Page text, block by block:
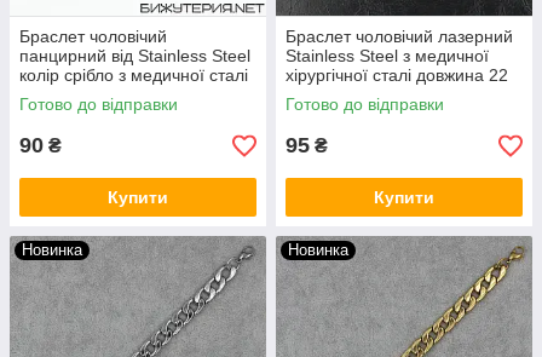
Браслет чоловічий
панцирний від Stainless Steel
колір срібло з медичної сталі
довжина 22 см ширина 8 мм
Готово до відправки
90 ₴
Купити
Браслет чоловічий лазерний
Stainless Steel з медичної
хірургічної сталі довжина 22
см ширина 6 мм срібло
Готово до відправки
95 ₴
Купити
Новинка Новинка